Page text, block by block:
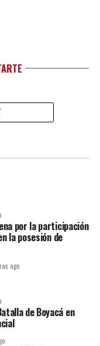
por la participación
la posesión de
ago
de Boyacá en